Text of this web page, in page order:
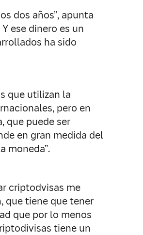
dos años”, apunta
ese dinero es un
ha sido
que utilizan la
pero en
que puede ser
en gran medida del
moneda”.
criptodvisas me
que tiene que tener
que por lo menos
tiene un